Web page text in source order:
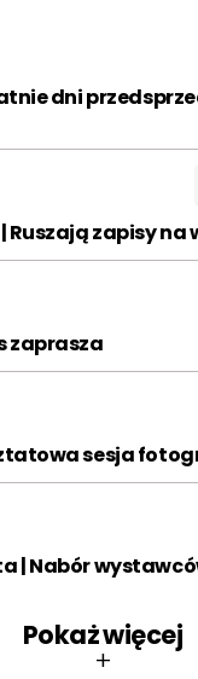
2021
2024
MAJ
LIS
dni
Ruszają zapisy na
zaprasza
sesja
| Nabór
Pokaż więcej
+